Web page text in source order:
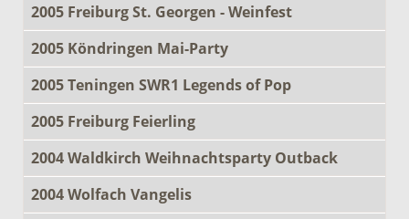
2005 Freiburg St. Georgen - Weinfest
2005 Köndringen Mai-Party
2005 Teningen SWR1 Legends of Pop
2005 Freiburg Feierling
2004 Waldkirch Weihnachtsparty Outback
2004 Wolfach Vangelis